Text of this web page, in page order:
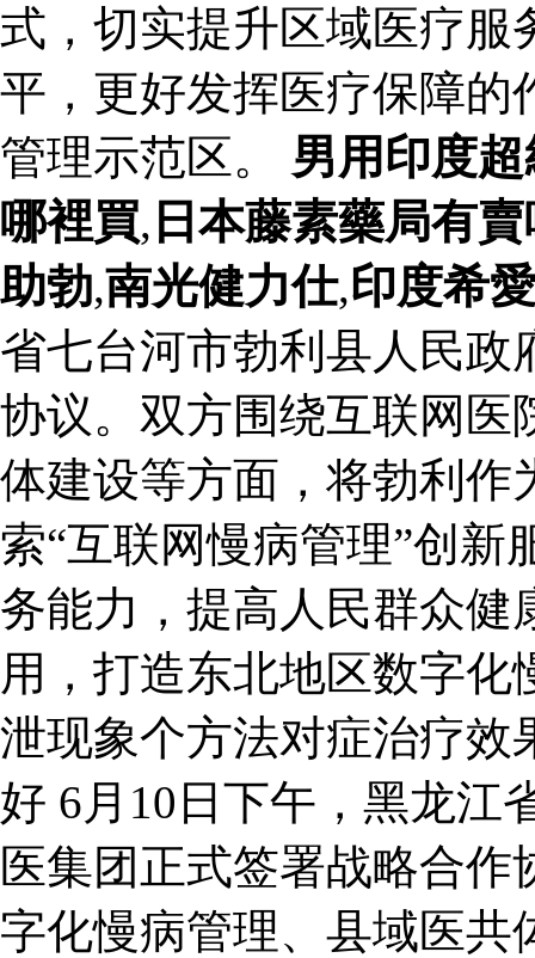
式，切实提升区域医疗服
平，更好发挥医疗保障的
管理示范区。 男用印度
哪裡買, 日本藤素藥局有
助勃,南光健力仕,印度希
省七台河市勃利县人民政
协议。双方围绕互联网医
体建设等方面，将勃利作
索“互联网慢病管理”创
务能力，提高人民群众健
用，打造东北地区数字
泄现象个方法对症治疗效
好 6月10日下午，黑龙江
医集团正式签署战略合
字化慢病管理、县域医共